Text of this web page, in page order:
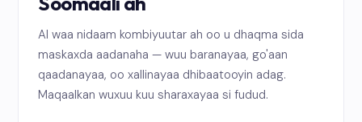
AI waa nidaam kombiyuutar ah oo u dhaqma sida
maskaxda aadanaha — wuu baranayaa, go'aan
qaadanayaa, oo xallinayaa dhibaatooyin adag.
Maqaalkan wuxuu kuu sharaxayaa si fudud.